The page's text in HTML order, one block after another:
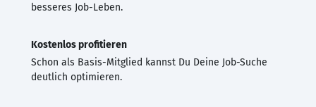
besseres Job-Leben.
Kostenlos profitieren
Schon als Basis-Mitglied kannst Du Deine Job-Suche
deutlich optimieren.